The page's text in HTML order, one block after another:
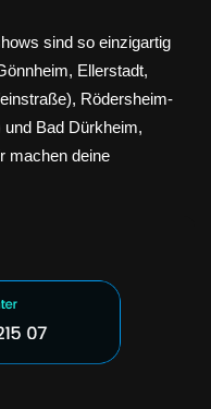
sind so einzigartig
Ellerstadt,
Rödersheim-
Bad Dürkheim,
machen deine